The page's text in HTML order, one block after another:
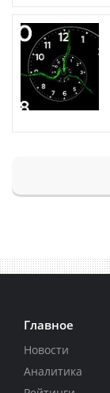
Главное
Новости
Аналитика